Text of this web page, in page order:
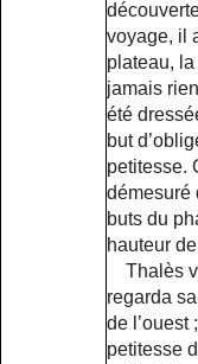
voyage, il
plateau,
jamais
été
but
petitesse.
démesuré
buts du
hauteur
Thalès
regarda
de l’ouest
petitesse